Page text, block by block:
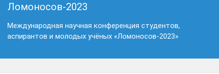
Ломоносов-2023
Международная научная конференция студентов,
аспирантов и молодых учёных «Ломоносов-2023»